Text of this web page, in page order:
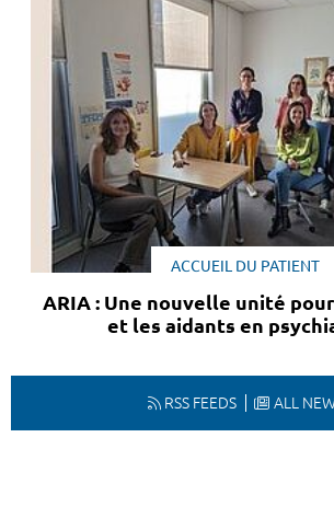
ACCUEIL DU PATIENT
ARIA : Une nouvelle unité
et les aidants en
RSS FEEDS ALL